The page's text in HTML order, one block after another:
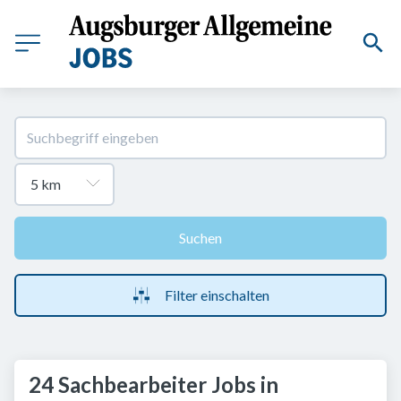
Suchen
Filter einschalten
24 Sachbearbeiter Jobs in